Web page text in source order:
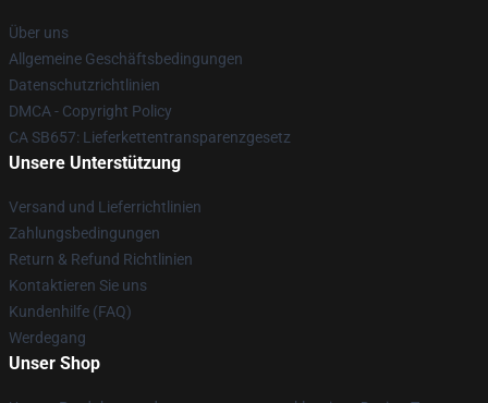
Über uns
Allgemeine Geschäftsbedingungen
Datenschutzrichtlinien
DMCA - Copyright Policy
CA SB657: Lieferkettentransparenzgesetz
Unsere Unterstützung
Versand und Lieferrichtlinien
Zahlungsbedingungen
Return & Refund Richtlinien
Kontaktieren Sie uns
Kundenhilfe (FAQ)
Werdegang
Unser Shop